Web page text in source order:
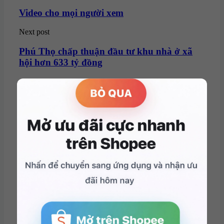
Video cho mọi người xem
Next post
Phú Thọ chấp thuận đầu tư khu nhà ở xã
hội hơn 633 tỷ đồng
admin